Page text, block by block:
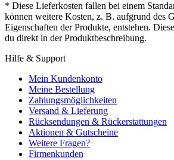
* Diese Lieferkosten fallen bei einem
können weitere Kosten, z. B. aufgrund des
Eigenschaften der Produkte, entstehen.
du direkt in der Produktbeschreibung.
Hilfe & Support
Mein Kundenkonto
Meine Bestellung
Zahlungsmöglichkeiten
Versand & Lieferung
Rücksendungen & Rückerstattungen
Aktionen & Gutscheine
Weitere Fragen?
Firmenkunden